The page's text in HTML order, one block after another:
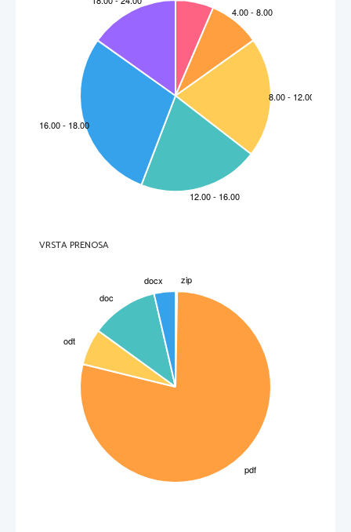
UVOD
Razmeroma redke so osebnosti evropske glasbene preteklosti, za katere bi bili biografski podatki tako
pomanjkljivi, kot so za Gallusa zaplete se že pri rabi njegovega priimka. Ta je bil razen v latinski obliki
Gallus zapisan še v nemški, latinskih, francoskih in čeških inačicah. Slovenske oblike svojega priimka Gallus
sam nikoli ni rabil (pod svoja dela se je podpisoval z
ali
Pri preučevanju temeljnih podatkov o
Gallusu je trdno samo leto njegovega rojstva. Obrobni napis ki so ga odtisnili po izvirnem lesorezu v četrtem
zvezku Gallusove zbirke Opus Musicum, namreč pravi, da se je njen avtor rodil v letu 1550. Meseca in dneva
njegovega rojstva pa natančno ni mogoče ugotoviti. Raziskave kažejo da se je rodil nekje med 15. Aprilom in
31. Julijem 1550.
Gallusovi rojstni kraj ni znan kot kraj rojstva se navaja neki kraj na Kranjskem. Na podlagi
raznih argumentov, ki se zdijo najbolj tehtni, čeprav ni nobenega izvirnega gradiva se kot verjeten Gallusov
rojstni kraj smatra Ribnico na Dolenjskem.
V času svojega življenja je bil uspešen in cenjen skladatelj, vendar je na domačih tleh skozi stoletja zapadel
pozabljenju. V slovenskem prostoru sta nanj ponovno opozorila skladatelja
Kamilo Mašek
Med leti 1985 izdala njegova dela v dvajsetih zvezkih.
Gallus se je za glasbo odločil, ker je imel do nje posebno nagnjenje in se je zanjo počutil zmožnega. Njegov
glasbeni talent je bil takoj izrazit, da se njegovi moči kratko in malo ni mogel, in kot je pokazalo njegovo
delo, tudi ni hotel izogniti glasbi se je predal ves, dal ji je samega sebe in svoje življenje.
VRSTA PRENOSA